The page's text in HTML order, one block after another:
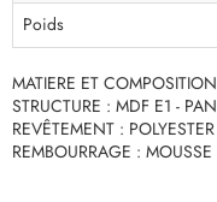
Poids
MATIERE ET
STRUCTURE : MDF E1 -
REVÊTEMENT :
REMBOURRAGE :